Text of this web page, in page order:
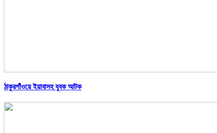
ঠাকুরগাঁওয়ে ইয়াবাসহ যুবক আটক